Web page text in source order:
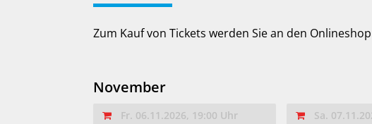
Zum Kauf von Tickets werden Sie an den
November
Fr. 06.11.2026, 19:00 Uhr Sa.